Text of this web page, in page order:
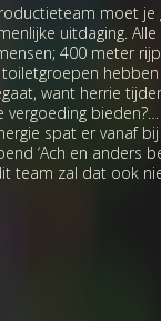
moet je
uitdaging.
400 meter
want herrie
vergoeding
spat er vanaf
‘Ach en anders
team zal dat ook